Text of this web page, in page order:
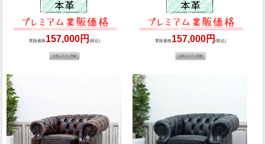
業販価格157,000円(税込) 業販価格157,000円 (税込)